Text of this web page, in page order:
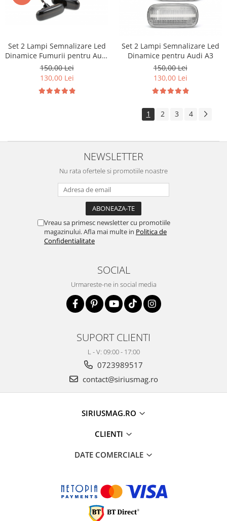
Set 2 Lampi Semnalizare Led
Dinamice Fumurii pentru Audi
A3
150,00 Lei
130,00 Lei
Set 2 Lampi Semnalizare Led
Dinamice pentru Audi A3
150,00 Lei
130,00 Lei
1 2 3 4
NEWSLETTER
Nu rata ofertele si promotiile noastre
Vreau sa primesc newsletter cu promotiile
magazinului. Afla mai multe in Politica de
Confidentialitate
SOCIAL
Urmareste-ne in social media
SUPORT CLIENTI
L - V: 09:00 - 17:00
0723989517
contact@siriusmag.ro
SIRIUSMAG.RO
CLIENTI
DATE COMERCIALE